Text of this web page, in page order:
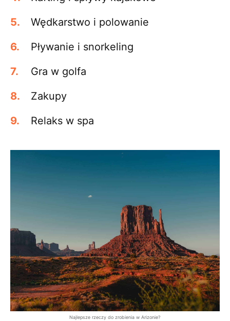
Wędkarstwo i polowanie
Pływanie i snorkeling
Gra w golfa
Zakupy
Relaks w spa
Najlepsze rzeczy do zrobienia w Arizonie?